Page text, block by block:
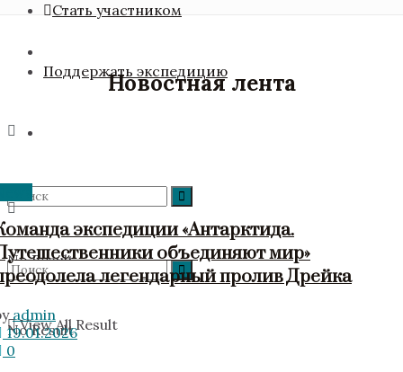
No Result
View All Result
Стать участником
Поддержать экспедицию
No Result
Новостная лента
экспедиции «Антарктида.
объединяют мир»
легендарный пролив Дрейка
admin
19.01.2026
0